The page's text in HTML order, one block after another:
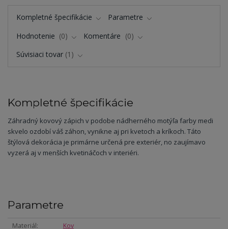
Kompletné špecifikácie
Parametre
Hodnotenie
0 Komentáre
0
Súvisiaci tovar 1
Kompletné špecifikácie
Záhradný kovový zápich v podobe nádherného motýľa farby medi
skvelo ozdobí váš záhon, vynikne aj pri kvetoch a kríkoch. Táto
štýlová dekorácia je primárne určená pre exteriér, no zaujímavo
vyzerá aj v menších kvetináčoch v interiéri.
Parametre
Materiál
Kov